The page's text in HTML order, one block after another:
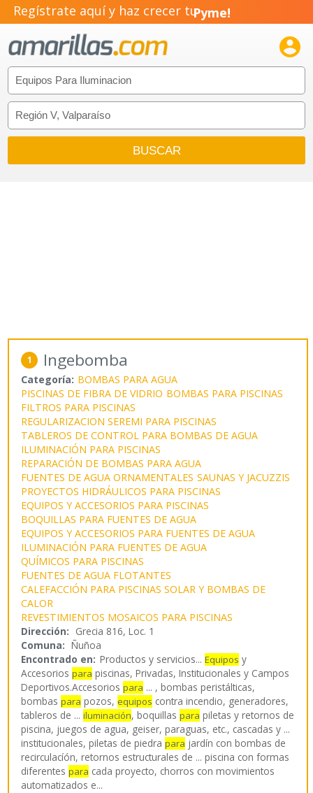
Regístrate aquí y haz crecer tuNegocio!
Emprendimiento!

1 Ingebomba
Categoría: BOMBAS PARA AGUA
PISCINAS DE FIBRA DE VIDRIO BOMBAS PARA PISCINAS
FILTROS PARA PISCINAS
REGULARIZACION SEREMI PARA PISCINAS
TABLEROS DE CONTROL PARA BOMBAS DE AGUA
ILUMINACIÓN PARA PISCINAS
REPARACIÓN DE BOMBAS PARA AGUA
FUENTES DE AGUA ORNAMENTALES SAUNAS Y JACUZZIS
PROYECTOS HIDRÁULICOS PARA PISCINAS
EQUIPOS Y ACCESORIOS PARA PISCINAS
BOQUILLAS PARA FUENTES DE AGUA
EQUIPOS Y ACCESORIOS PARA FUENTES DE AGUA
ILUMINACIÓN PARA FUENTES DE AGUA
QUÍMICOS PARA PISCINAS
FUENTES DE AGUA FLOTANTES
CALEFACCIÓN PARA PISCINAS SOLAR Y BOMBAS DE
CALOR
REVESTIMIENTOS MOSAICOS PARA PISCINAS
Dirección: Grecia 816, Loc. 1
Comuna: Ñuñoa
Encontrado en: Productos y servicios...Equipos y
Accesoriospara piscinas, Privadas, Institucionales y Campos
Deportivos.Accesoriospara ... , bombas peristálticas,
bombaspara pozos, equipos contra incendio, generadores,
tableros de ...iluminación, boquillaspara piletas y retornos de
piscina, juegos de agua, geiser, paraguas, etc., cascadas y ...
institucionales, piletas de piedrapara jardín con bombas de
recirculacíón, retornos estructurales de ... piscina con formas
diferentespara cada proyecto, chorros con movimientos
automatizados e...